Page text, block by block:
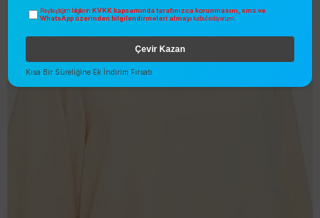
Paylaştığım bilgilerin KVKK kapsamında tarafınızca korunmasını, sms ve
WhatsApp üzerinden bilgilendirmeleri almayı kabul ediyorum.
Çevir Kazan
Kısa Bir Süreliğine Ek İndirim Fırsatı